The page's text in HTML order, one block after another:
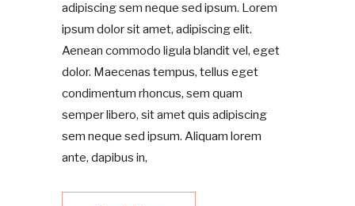
adipiscing sem neque sed ipsum. Lorem
ipsum dolor sit amet, adipiscing elit.
Aenean commodo ligula blandit vel, eget
dolor. Maecenas tempus, tellus eget
condimentum rhoncus, sem quam
semper libero, sit amet quis adipiscing
sem neque sed ipsum. Aliquam lorem
ante, dapibus in,